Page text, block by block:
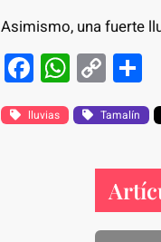
Asimismo, una fuerte
F
a
c
W
h
at
C
o
p
Li
n
h
lluvias Tamalín